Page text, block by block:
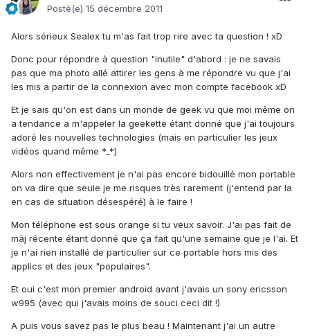
Posté(e) 15 décembre 2011
Alors sérieux Sealex tu m'as fait trop rire avec ta question ! xD
Donc pour répondre à question "inutile" d'abord : je ne savais
pas que ma photo allé attirer les gens à me répondre vu que j'ai
les mis a partir de la connexion avec mon compte facebook xD
Et je sais qu'on est dans un monde de geek vu que moi même on
a tendance a m'appeler la geekette étant donné que j'ai toujours
adoré les nouvelles technologies (mais en particulier les jeux
vidéos quand même *_*)
Alors non effectivement je n'ai pas encore bidouillé mon portable
on va dire que seule je me risques très rarement (j'entend par la
en cas de situation désespéré) à le faire !
Mon téléphone est sous orange si tu veux savoir. J'ai pas fait de
màj récente étant donné que ça fait qu'une semaine que je l'ai. Et
je n'ai rien installé de particulier sur ce portable hors mis des
applics et des jeux "populaires".
Et oui c'est mon premier android avant j'avais un sony ericsson
w995 (avec qui j'avais moins de souci ceci dit !)
A puis vous savez pas le plus beau ! Maintenant j'ai un autre